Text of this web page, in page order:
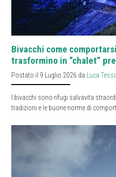
Bivacchi come
trasformino in “chalet”
Postato il 9 Luglio 2026 da Luca
I bivacchi sono rifugi salvavita
tradizioni e le buone norme di